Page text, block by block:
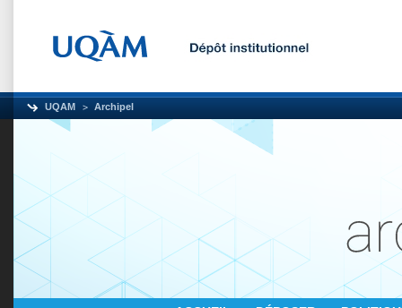
UQAM Archipel